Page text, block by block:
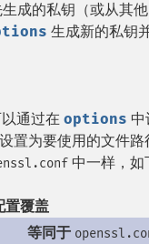
成的私钥（或从其
生成新的私钥
通过在 options 中
置为要使用的文件
中一样，如
置覆盖
等同于